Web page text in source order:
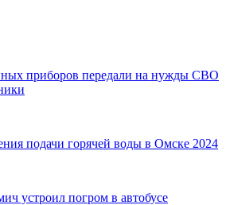
приборов передали на нужды СВО
подачи горячей воды в Омске 2024
устроил погром в автобусе